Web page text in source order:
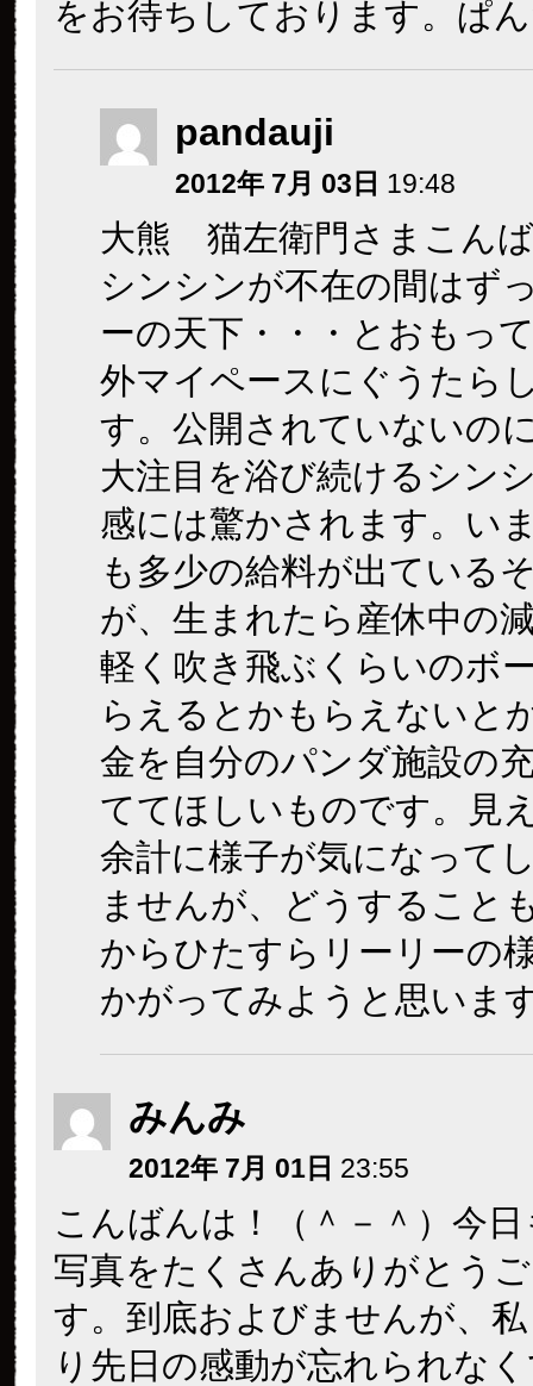
をお待ちしております。ぱ
pandauji
2012年 7月 03日 19:48
大熊 猫左衛門さまこん
シンシンが不在の間はず
ーの天下・・・とおもっ
外マイペースにぐうたら
す。公開されていないの
大注目を浴び続けるシン
感には驚かされます。い
も多少の給料が出ている
が、生まれたら産休中の
軽く吹き飛ぶくらいのボ
らえるとかもらえないと
金を自分のパンダ施設の
ててほしいものです。見
余計に様子が気になって
ませんが、どうすること
からひたすらリーリーの
かがってみようと思いま
みんみ
2012年 7月 01日 23:55
こんばんは！（＾－＾）今
写真をたくさんありがとう
す。到底およびませんが、
り先日の感動が忘れられな